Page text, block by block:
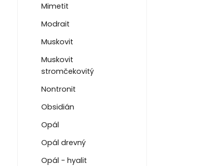
Mimetit
Modrait
Muskovit
Muskovit
stromčekovitý
Nontronit
Obsidián
Opál
Opál drevný
Opál - hyalit